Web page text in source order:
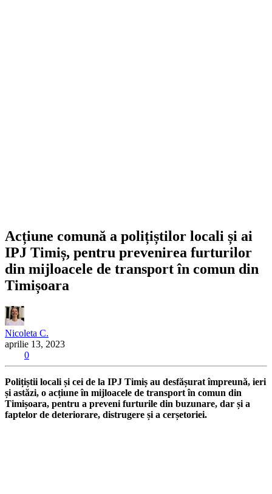
Acțiune comună a polițiștilor locali și ai
IPJ Timiș, pentru prevenirea furturilor
din mijloacele de transport în comun din
Timișoara
Nicoleta C.
aprilie 13, 2023
0
Polițiștii locali și cei de la IPJ Timiș au desfășurat împreună, ieri
și astăzi, o acțiune în mijloacele de transport în comun din
Timișoara, pentru a preveni furturile din buzunare, dar și a
faptelor de deteriorare, distrugere și a cerșetoriei.